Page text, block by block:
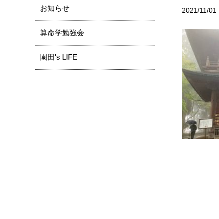
2021/11/01
お知らせ
算命学勉強会
園田's LIFE